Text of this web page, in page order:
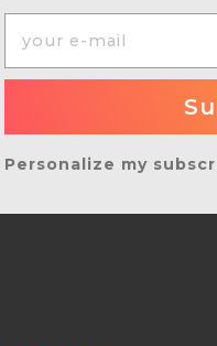
Personalize my